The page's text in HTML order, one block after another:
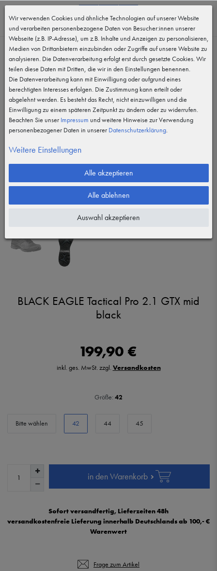
MENÜ
Vergrößern durch berühren
BLACK EAGLE Tactical Pro 2.1 GTX mid
black
199,90 €
inkl. ges. MwSt. zzgl. Versandkosten
Größe: 42
Bitte wählen 42 44 45
in den Warenkorb
Sofort versandfertig, Lieferzeiten 48h
versandkostenfreie Lieferung innerhalb Deutschlands ab 100,- €
Warenwert
Frage zum Artikel
Wir verwenden Cookies und ähnliche Technologien auf unserer Website
und verarbeiten personenbezogene Daten von Besucher:innen unserer
Webseite (z.B. IP-Adresse), um z.B. Inhalte und Anzeigen zu personalisieren,
Medien von Drittanbietern einzubinden oder Zugriffe auf unsere Website zu
analysieren. Die Datenverarbeitung erfolgt erst durch gesetzte Cookies. Wir
teilen diese Daten mit Dritten, die wir in den Einstellungen benennen.
Die Datenverarbeitung kann mit Einwilligung oder aufgrund eines
berechtigten Interesses erfolgen. Die Zustimmung kann erteilt oder
abgelehnt werden. Es besteht das Recht, nicht einzuwilligen und die
Einwilligung zu einem späteren Zeitpunkt zu ändern oder zu widerrufen.
Beachten Sie unser Impressum und weitere Hinweise zur Verwendung
personenbezogener Daten in unserer Daten­schutz­erklärung.
Weitere Einstellungen
Alle akzeptieren
Alle ablehnen
Auswahl akzeptieren